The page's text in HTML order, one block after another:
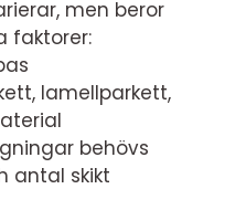
men beror
faktorer:
lamellparkett,
behövs
antal skikt